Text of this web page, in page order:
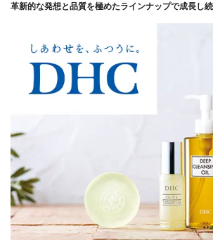
革新的な発想と品質を極めたラインナップで成長し続